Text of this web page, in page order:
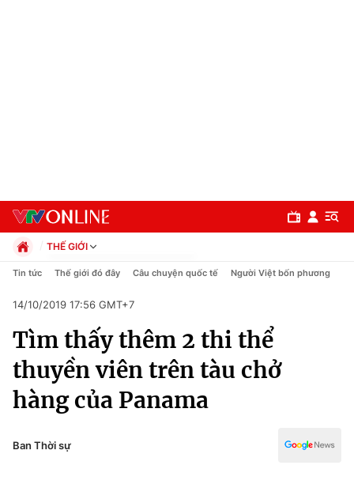
Chuyên mục
Chính trị
Xã hội
Pháp luật
THẾ GIỚI
Chính trị
Pháp luật
Kinh tế
Thể thao
Truyền hình
Văn hóa - Giải trí
Y tế
Công nghệ
Tin tức Thế giới đó đây Câu chuyện quốc tế Người Việt bốn phương
14/10/2019 17:56 GMT+7
Tìm thấy thêm 2 thi thể
thuyền viên trên tàu chở
hàng của Panama
Ban Thời sự